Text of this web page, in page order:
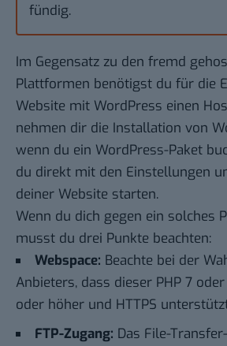
fündig.
Im Gegensatz zu den fremd
Plattformen benötigst du für die
Website mit WordPress einen
nehmen dir die Installation von
wenn du ein WordPress-Paket
du direkt mit den Einstellungen
deiner Website starten.
Wenn du dich gegen ein solches
musst du drei Punkte beachten:
Webspace: Beachte bei der
Anbieters, dass dieser PHP 7
oder höher und HTTPS
FTP-Zugang: Das File-